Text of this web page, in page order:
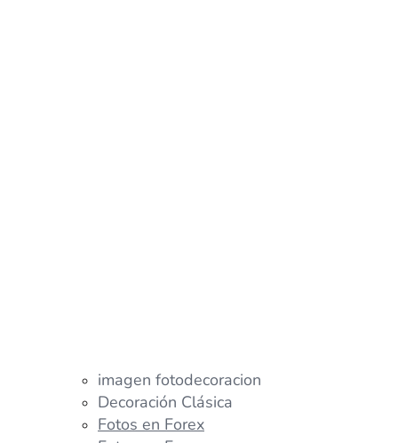
imagen fotodecoracion
Decoración Clásica
Fotos en Forex